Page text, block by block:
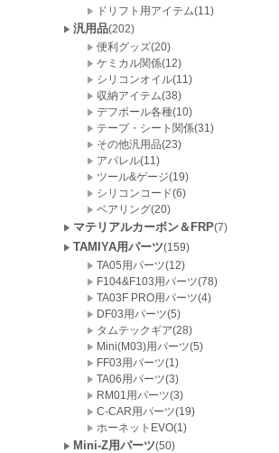
ドリフト用アイテム(11)
汎用品(202)
便利グッズ(20)
ケミカル関係(12)
シリコンオイル(11)
収納アイテム(38)
デフボール各種(10)
テープ・シート関係(31)
その他汎用品(23)
アパレル(11)
ツール&ゲージ(19)
シリコンコード(6)
ベアリング(20)
マテリアルカーボン＆FRP(7)
TAMIYA用パーツ(159)
TA05用パーツ(12)
F104&F103用パーツ(78)
TA03F PRO用パーツ(4)
DF03用パーツ(5)
タムテックギア(28)
Mini(M03)用パーツ(5)
FF03用パーツ(1)
TA06用パーツ(3)
RM01用パーツ(3)
C-CAR用パーツ(19)
ホーネットEVO(1)
Mini-Z用パーツ(50)